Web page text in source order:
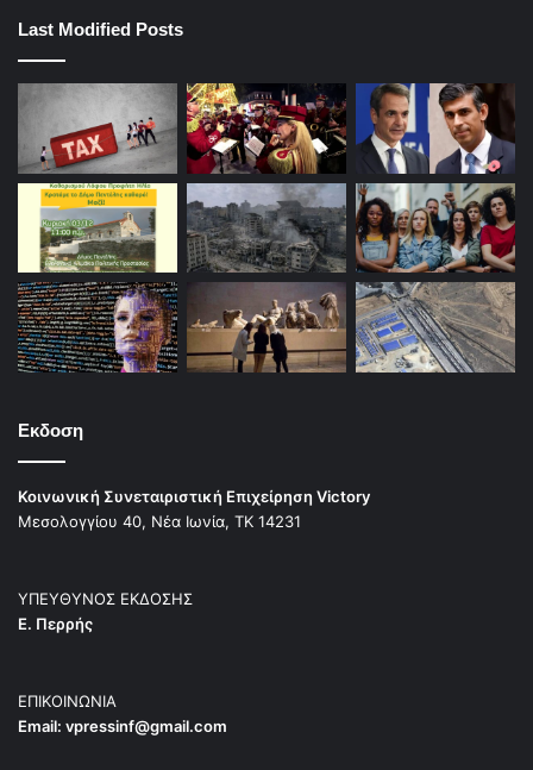
Last Modified Posts
Εκδοση
Κοινωνική Συνεταιριστική Επιχείρηση Victory
Μεσολογγίου 40, Νέα Ιωνία, ΤΚ 14231
ΥΠΕΥΘΥΝΟΣ ΕΚΔΟΣΗΣ
Ε. Περρής
ΕΠΙΚΟΙΝΩΝΙΑ
Email: vpressinf@gmail.com